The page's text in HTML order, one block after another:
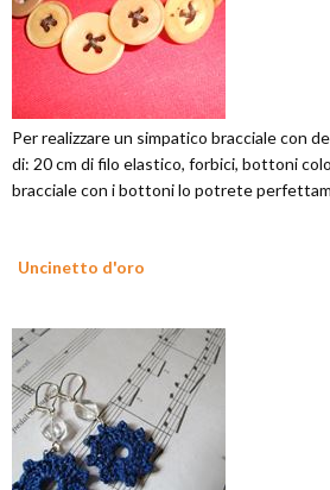
Per realizzare un simpatico bracciale con
di: 20 cm di filo elastico, forbici, bottoni
bracciale con i bottoni lo potrete
Uncinetto d'oro